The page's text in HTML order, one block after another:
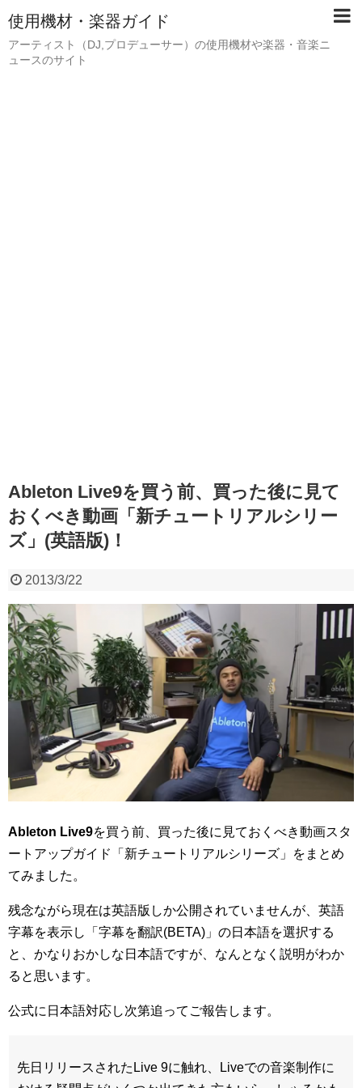
使用機材・楽器ガイド
アーティスト（DJ,プロデューサー）の使用機材や楽器・音楽ニ
ュースのサイト
Ableton Live9を買う前、買った後に見て
おくべき動画「新チュートリアルシリー
ズ」(英語版)！
2013/3/22
Ableton Live9を買う前、買った後に見ておくべき動画スタ
ートアップガイド「新チュートリアルシリーズ」をまとめ
てみました。
残念ながら現在は英語版しか公開されていませんが、英語
字幕を表示し「字幕を翻訳(BETA)」の日本語を選択する
と、かなりおかしな日本語ですが、なんとなく説明がわか
ると思います。
公式に日本語対応し次第追ってご報告します。
先日リリースされたLive 9に触れ、Liveでの音楽制作に